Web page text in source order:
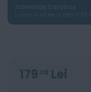
Sameday Easybox
179 08 Lei